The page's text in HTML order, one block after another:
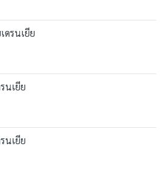
ดรนเยีย
นเยีย
นเยีย